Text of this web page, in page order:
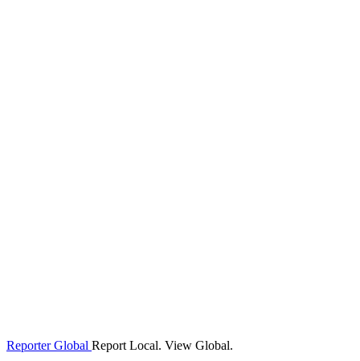
Reporter Global Report Local. View Global.